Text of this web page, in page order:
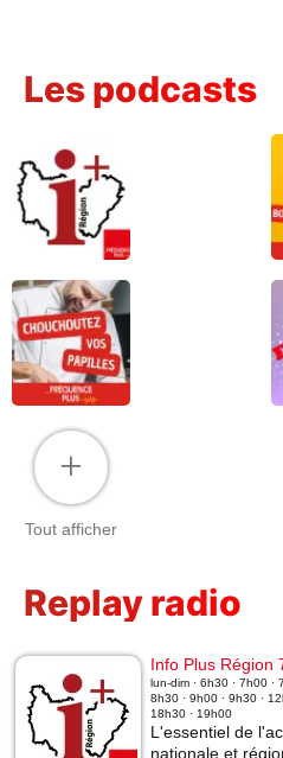
Les podcasts
+
Tout afficher
Replay radio
Info Plus Région
lun-dim · 6h30 · 7h00 ·
8h30 · 9h00 · 9h30 ·
18h30 · 19h00
L'essentiel de
nationale et